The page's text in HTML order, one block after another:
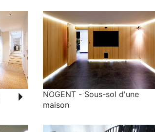
NOGENT - Sous-sol d'une
maison